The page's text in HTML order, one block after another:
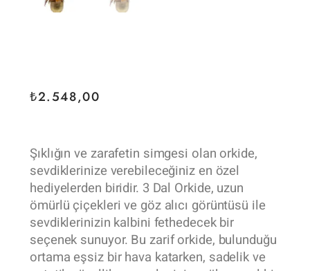
₺2.548,00
Şıklığın ve zarafetin simgesi olan orkide,
sevdiklerinize verebileceğiniz en özel
hediyelerden biridir. 3 Dal Orkide, uzun
ömürlü çiçekleri ve göz alıcı görüntüsü ile
sevdiklerinizin kalbini fethedecek bir
seçenek sunuyor. Bu zarif orkide, bulunduğu
ortama eşsiz bir hava katarken, sadelik ve